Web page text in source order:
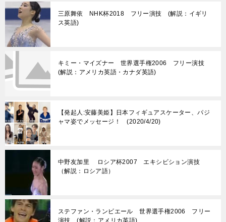
三原舞依 NHK杯2018 フリー演技 (解説：イギリ
ス英語)
キミー・マイズナー 世界選手権2006 フリー演技
(解説：アメリカ英語・カナダ英語)
【発起人:安藤美姫】日本フィギュアスケーター、パジ
ャマ姿でメッセージ！ (2020/4/20)
中野友加里 ロシア杯2007 エキシビション演技
（解説：ロシア語）
ステファン・ランビエール 世界選手権2006 フリー
演技 (解説：アメリカ英語)